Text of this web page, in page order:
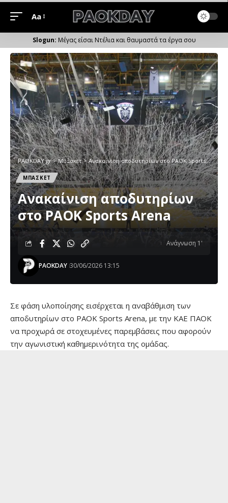
Μέγεθος
Γραμματοσειράς
Aa
Μέγας είσαι Ντέλια και θαυμαστά τα έργα σου
PAOKDAY.gr>Μπάσκετ>Ανακαίνιση αποδυτηρίων στο PAOK Sports Arena
ΜΠΑΣΚΕΤ
Ανακαίνιση αποδυτηρίων
στο PAOK Sports Arena
PAOKDAY 30/06/2026 13:15
Ανάγνωση 1'
Σε φάση υλοποίησης εισέρχεται η αναβάθμιση των
αποδυτηρίων στο PAOK Sports Arena, με την ΚΑΕ ΠΑΟΚ
να προχωρά σε στοχευμένες παρεμβάσεις που αφορούν
την αγωνιστική καθημερινότητα της ομάδας.